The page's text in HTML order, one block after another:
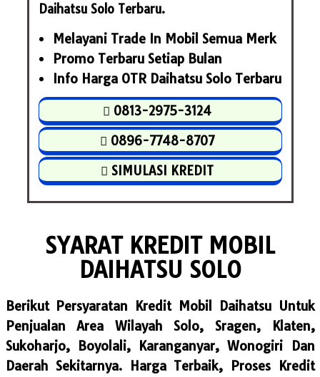
Daihatsu Solo Terbaru.
Melayani Trade In Mobil Semua Merk
Promo Terbaru Setiap Bulan
Info Harga OTR Daihatsu Solo Terbaru
0813-2975-3124
0896-7748-8707
SIMULASI KREDIT
SYARAT KREDIT MOBIL
DAIHATSU SOLO
Berikut Persyaratan Kredit Mobil Daihatsu Untuk
Penjualan Area Wilayah Solo, Sragen, Klaten,
Sukoharjo, Boyolali, Karanganyar, Wonogiri Dan
Daerah Sekitarnya. Harga Terbaik, Proses Kredit